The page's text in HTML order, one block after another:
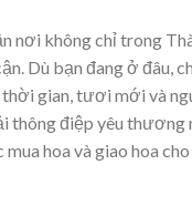
nơi không chỉ trong
Dù bạn đang ở đâu,
gian, tươi mới và
thông điệp yêu thương
hoa và giao hoa